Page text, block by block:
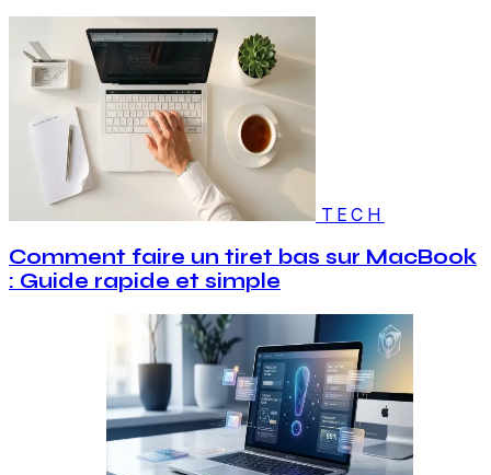
TECH
Comment faire un tiret bas sur MacBook
: Guide rapide et simple